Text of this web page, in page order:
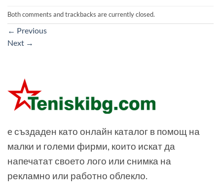
Both comments and trackbacks are currently closed.
← Previous
Next →
e създаден като онлайн каталог в помощ на
малки и големи фирми, които искат да
напечатат своето лого или снимка на
рекламно или работно облекло.